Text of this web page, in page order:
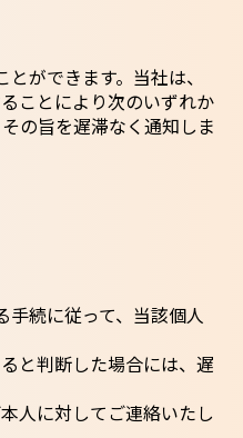
ができます。当社は、
ことにより次のいずれか
の旨を遅滞なく通知しま
続に従って、当該個人
と判断した場合には、遅
人に対してご連絡いたし